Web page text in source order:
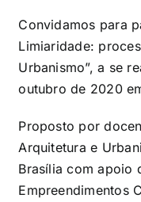
Convidamos para
Limiaridade:
Urbanismo”, a se
outubro de 2020
Proposto por
Arquitetura e
Brasília com apoio
Empreendimentos